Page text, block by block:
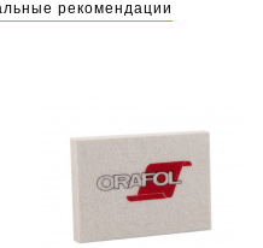
рекомендации